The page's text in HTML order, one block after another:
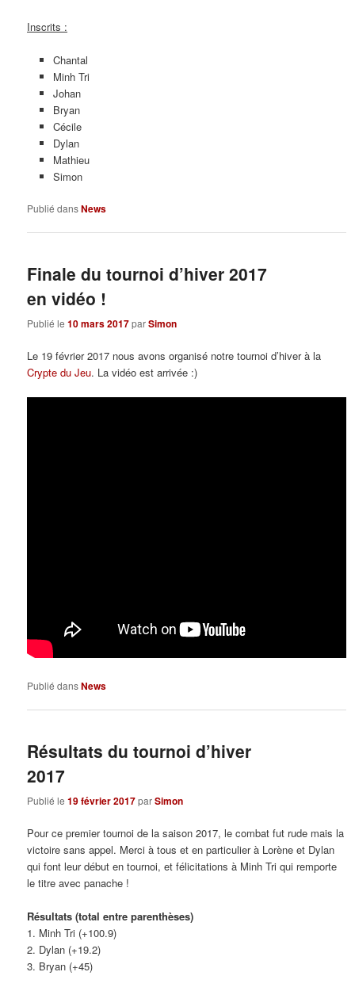
Inscrits :
Chantal
Minh Tri
Johan
Bryan
Cécile
Dylan
Mathieu
Simon
Publié dansNews
Finale du tournoi d’hiver 2017
en vidéo !
Publié le10 mars 2017parSimon
Le 19 février 2017 nous avons organisé notre tournoi d’hiver à la
Crypte du Jeu. La vidéo est arrivée :)
Publié dansNews
Résultats du tournoi d’hiver
2017
Publié le19 février 2017parSimon
Pour ce premier tournoi de la saison 2017, le combat fut rude mais la
victoire sans appel. Merci à tous et en particulier à Lorène et Dylan
qui font leur début en tournoi, et félicitations à Minh Tri qui remporte
le titre avec panache !
Résultats (total entre parenthèses)
1. Minh Tri (+100.9)
2. Dylan (+19.2)
3. Bryan (+45)